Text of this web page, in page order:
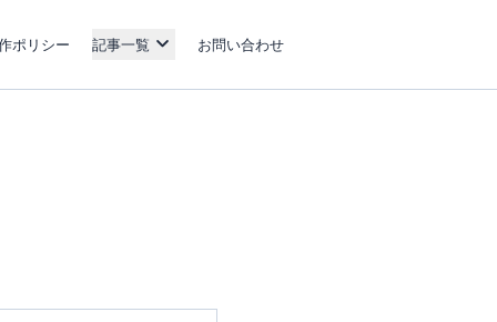
ポリシー 記事一覧 お問い合わせ